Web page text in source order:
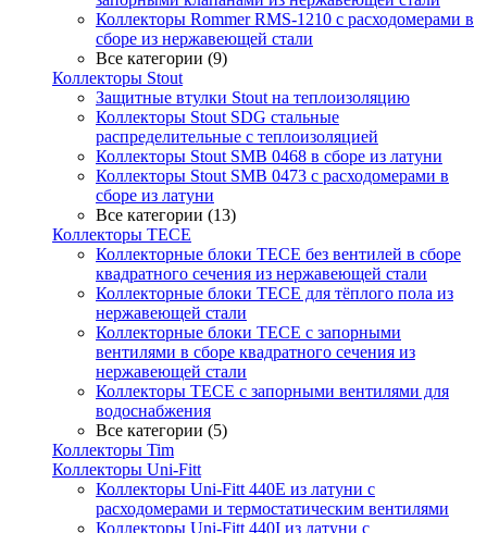
Коллекторы Rommer RMS-1210 с расходомерами в
сборе из нержавеющей стали
Все категории (9)
Коллекторы Stout
Защитные втулки Stout на теплоизоляцию
Коллекторы Stout SDG стальные
распределительные с теплоизоляцией
Коллекторы Stout SMB 0468 в сборе из латуни
Коллекторы Stout SMB 0473 с расходомерами в
сборе из латуни
Все категории (13)
Коллекторы TECE
Коллекторные блоки TECE без вентилей в сборе
квадратного сечения из нержавеющей стали
Коллекторные блоки TECE для тёплого пола из
нержавеющей стали
Коллекторные блоки TECE с запорными
вентилями в сборе квадратного сечения из
нержавеющей стали
Коллекторы TECE с запорными вентилями для
водоснабжения
Все категории (5)
Коллекторы Tim
Коллекторы Uni-Fitt
Коллекторы Uni-Fitt 440E из латуни с
расходомерами и термостатическим вентилями
Коллекторы Uni-Fitt 440I из латуни с